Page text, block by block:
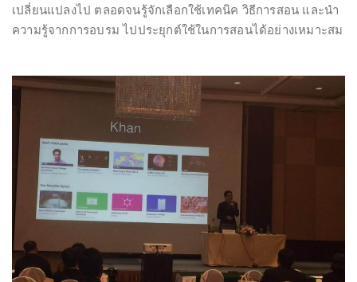
เปลี่ยนแปลงไป ตลอดจนรู้จักเลือกใช้เทคนิค วิธีการสอน และนำ
ความรู้จากการอบรม ไปประยุกต์ใช้ในการสอนได้อย่างเหมาะสม